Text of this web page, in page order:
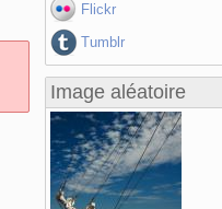
Flickr
Tumblr
Image aléatoire